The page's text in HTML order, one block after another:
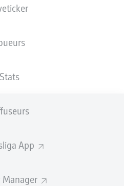
Stats
App
Manager